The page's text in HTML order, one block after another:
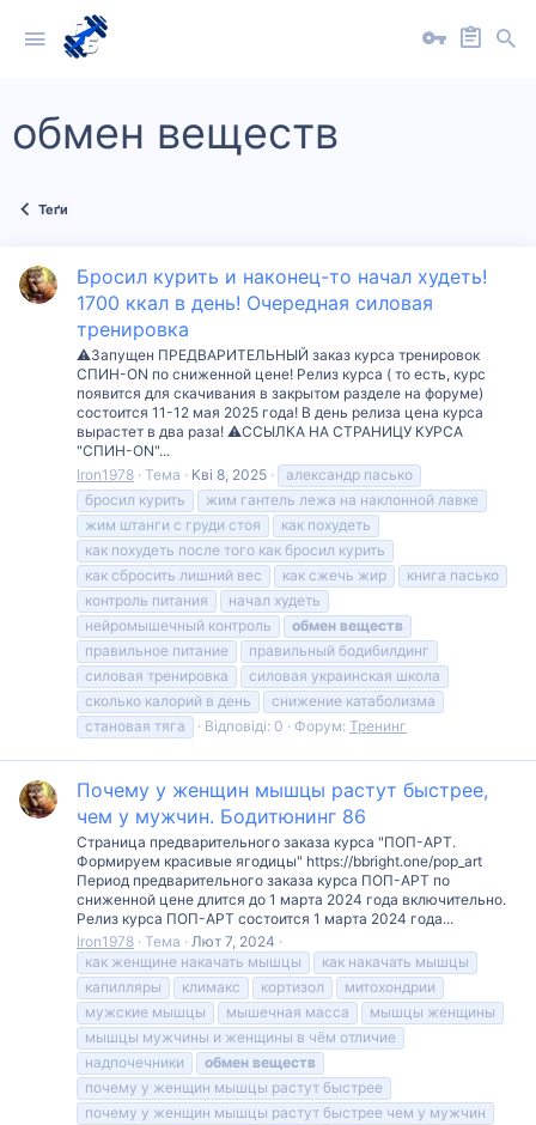
обмен веществ
Теґи
Бросил курить и наконец-то начал худеть!
1700 ккал в день! Очередная силовая
тренировка
⚠️Запущен ПРЕДВАРИТЕЛЬНЫЙ заказ курса тренировок
СПИН-ON по сниженной цене! Релиз курса ( то есть, курс
появится для скачивания в закрытом разделе на форуме)
состоится 11-12 мая 2025 года! В день релиза цена курса
вырастет в два раза! ⚠️ССЫЛКА НА СТРАНИЦУ КУРСА
"СПИН-ON"...
Iron1978 Тема Кві 8, 2025
александр пасько
бросил курить
жим гантель лежа на наклонной лавке
жим штанги с груди стоя
как похудеть
как похудеть после того как бросил курить
как сбросить лишний вес
как сжечь жир
книга пасько
контроль питания
начал худеть
нейромышечный контроль
обмен веществ
правильное питание
правильный бодибилдинг
силовая тренировка
силовая украинская школа
сколько калорий в день
снижение катаболизма
становая тяга
Відповіді: 0 Форум: Тренинг
Почему у женщин мышцы растут быстрее,
чем у мужчин. Бодитюнинг 86
Страница предварительного заказа курса "ПОП-АРТ.
Формируем красивые ягодицы" https://bbright.one/pop_art
Период предварительного заказа курса ПОП-АРТ по
сниженной цене длится до 1 марта 2024 года включительно.
Релиз курса ПОП-АРТ состоится 1 марта 2024 года...
Iron1978 Тема
Лют 7, 2024
как женщине накачать мышцы
как накачать мышцы
капилляры
климакс кортизол
митохондрии
мужские мышцы
мышечная масса
мышцы женщины
мышцы мужчины и женщины в чём отличие
надпочечники
обмен веществ
почему у женщин мышцы растут быстрее
почему у женщин мышцы растут быстрее чем у мужчин